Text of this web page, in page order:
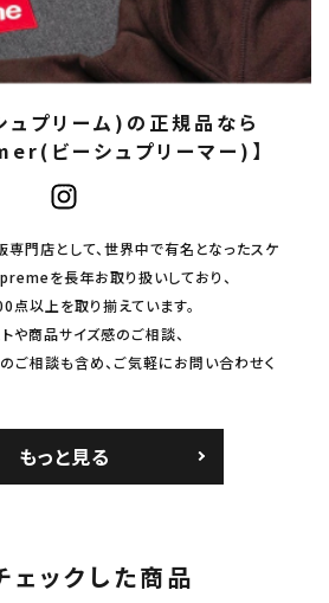
プリーム)の正規品なら
ビーシュプリーマー)】
門店として、世界中で有名となったスケ
を長年お取り扱いしており、
以上を取り揃えています。
や商品サイズ感のご相談、
ご相談も含め、ご気軽にお問い合わせく
もっと見る
ェックした商品